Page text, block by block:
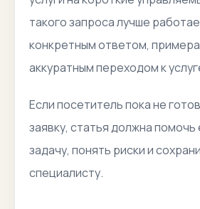
такого запроса лучше
конкретным ответом,
аккуратным переходом к
Если посетитель пока не
заявку, статья должна
задачу, понять риски и
специалисту.